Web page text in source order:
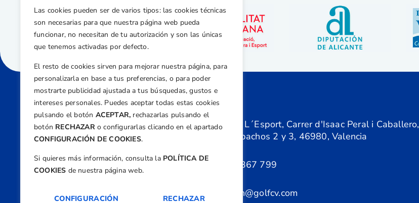
Las cookies pueden ser de varios tipos: las cookies técnicas
son necesarias para que nuestra página web pueda
funcionar, no necesitan de tu autorización y son las únicas
que tenemos activadas por defecto.
El resto de cookies sirven para mejorar nuestra página, para
personalizarla en base a tus preferencias, o para poder
mostrarte publicidad ajustada a tus búsquedas, gustos e
intereses personales. Puedes aceptar todas estas cookies
pulsando el botón ACEPTAR, rechazarlas pulsando el
botón RECHAZARo configurarlas clicando en el apartado
CONFIGURACIÓN DE COOKIES.
Si quieres más información, consulta la POLÍTICA DE
COOKIES de nuestra página web.
CONFIGURACIÓN RECHAZAR
Centre de L´Esport, Carrer d'Isaac Peral i Caballero,
Nº 5, Despachos 2 y 3, 46980, Valencia
+34 961 367 799
federacion@golfcv.com